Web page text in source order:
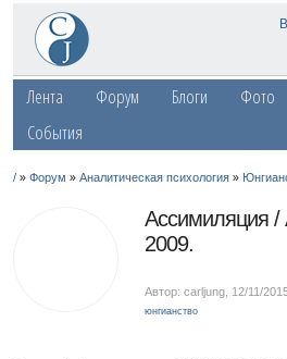
Лента Форум Блоги Фото
События
/ » Форум » Аналитическая психология »
Ассимиляция /
2009.
Автор: carljung, 12/11/
юнгианство